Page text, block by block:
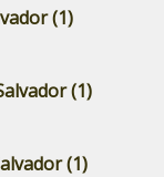
(1)
(1)
(1)